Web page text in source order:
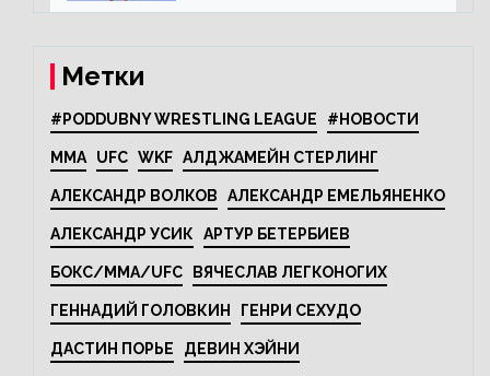
Метки
#PODDUBNY WRESTLING LEAGUE #НОВОСТИ
MMA UFC WKF АЛДЖАМЕЙН СТЕРЛИНГ
АЛЕКСАНДР ВОЛКОВ АЛЕКСАНДР ЕМЕЛЬЯНЕНКО
АЛЕКСАНДР УСИК АРТУР БЕТЕРБИЕВ
БОКС/MMA/UFC ВЯЧЕСЛАВ ЛЕГКОНОГИХ
ГЕННАДИЙ ГОЛОВКИН ГЕНРИ СЕХУДО
ДАСТИН ПОРЬЕ ДЕВИН ХЭЙНИ